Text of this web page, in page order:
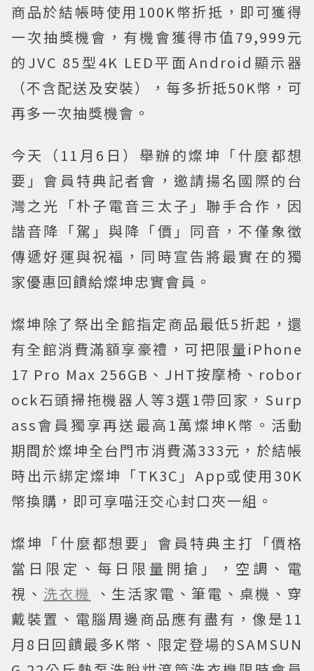
商品於結帳時使用100K幣折抵，即可獲得
一次抽獎機會，有機會獲得市值79,999元
的JVC 85型4K LED平面Android顯示器
（不含配送及安裝），每多折抵50K幣，可
再多一次抽獎機會。
今天（11月6日）舉辦的燦坤「什麼都想
要」會員特典記者會，邀請揚名國際的台
灣之光「朴子電音三太子」聯手合作，因
諧音降「駕」與降「價」同音，不僅象徵
傳遞好運與祝福，同時宣告將最實在的獨
家優惠回饋給燦坤忠實會員。
燦坤除了祭出全館指定商品最低5折起，還
有全館消費滿額享豪禮，可把限量iPhone
17 Pro Max 256GB、JHT按摩椅、robor
ock石頭掃拖機器人等3選1帶回家，Surp
ass會員獨享再送最高1萬燦坤K幣。活動
期間於燦坤全台門市消費滿333元，於結帳
時出示綁定燦坤「TK3C」App或使用30K
幣換購，即可享喵汪交心封口夾一組。
燦坤「什麼都想要」會員特典主打「價格
當日限定、每日限量開搶」，空調、電
視、 洗衣機
、生活家電、筆電、桌機、穿
戴裝置、電腦周邊商品應有盡有，像是11
月8日回饋最多K幣、限定登場的SAMSUN